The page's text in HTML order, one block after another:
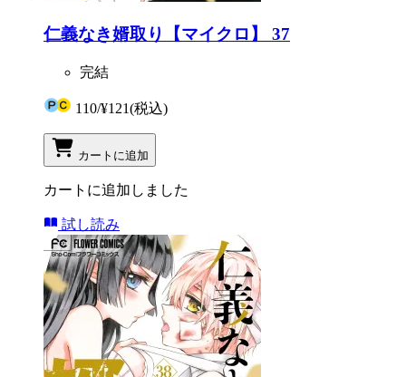
仁義なき婿取り【マイクロ】 37
完結
110/¥121(税込)
カートに追加
カートに追加しました
試し読み